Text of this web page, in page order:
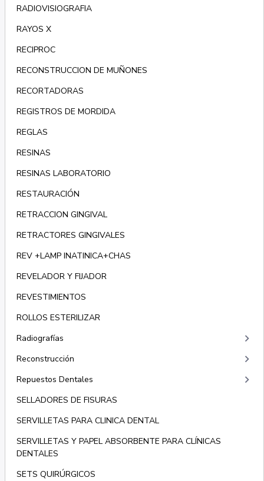
RADIOVISIOGRAFIA
RAYOS X
RECIPROC
RECONSTRUCCION DE MUÑONES
RECORTADORAS
REGISTROS DE MORDIDA
REGLAS
RESINAS
RESINAS LABORATORIO
RESTAURACIÓN
RETRACCION GINGIVAL
RETRACTORES GINGIVALES
REV +LAMP INATINICA+CHAS
REVELADOR Y FIJADOR
REVESTIMIENTOS
ROLLOS ESTERILIZAR
Radiografías
keyboard_arrow_right
Reconstrucción keyboard_arrow_right
Repuestos Dentales keyboard_arrow_right
SELLADORES DE FISURAS
SERVILLETAS PARA CLINICA DENTAL
SERVILLETAS Y PAPEL ABSORBENTE PARA CLÍNICAS
DENTALES
SETS QUIRÚRGICOS